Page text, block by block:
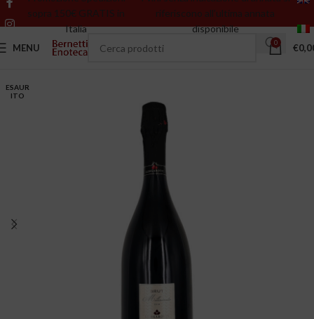
sopra 150€ GRATIS in
Italia
riferiscono all’ultima annata
disponibile
MENU 0 €
ESAUR
ITO